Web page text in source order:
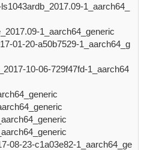
1_aarch64_
1_aarch64_generic
01-20-a50b7529-1_aarch64_g
10-06-729f47fd-1_aarch64
08-23-c1a03e82-1_aarch64_ge